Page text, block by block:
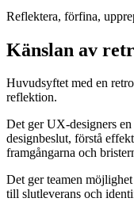
Reflektera, förfina,
Känslan av
Huvudsyftet med en
reflektion.
Det ger UX-designers
designbeslut, förstå
framgångarna och
Det ger teamen
till slutleverans och